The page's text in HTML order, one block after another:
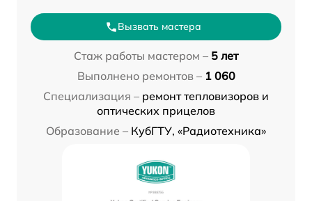
Вызвать мастера
Стаж работы мастером – 5 лет
Выполнено ремонтов – 1 060
Специализация – ремонт тепловизоров и
оптических прицелов
Образование – КубГТУ, «Радиотехника»